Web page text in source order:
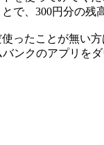
で、300円分の残
ったことが無い方
バンクのアプリを